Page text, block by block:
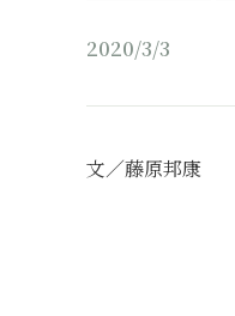
2020/3/3
文／藤原邦康